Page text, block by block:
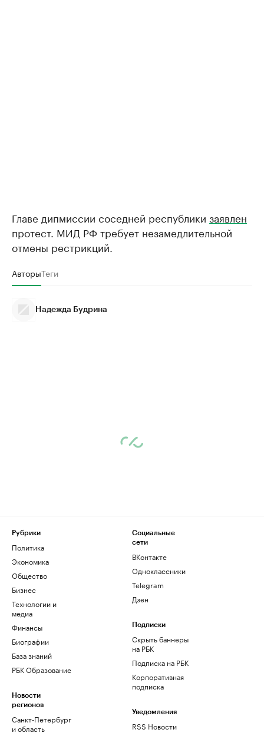
Главе дипмиссии соседней республики заявлен
протест. МИД РФ требует незамедлительной
отмены рестрикций.
АвторыТеги
Надежда Будрина
Рубрики
Политика
Экономика
Общество
Бизнес
Технологии и
медиа
Финансы
Биографии
База знаний
РБК Образование
Новости
регионов
Санкт-Петербург
и область
Социальные
сети
ВКонтакте
Одноклассники
Telegram
Дзен
Подписки
Скрыть баннеры
на РБК
Подписка на РБК
Корпоративная
подписка
Уведомления
RSS Новости